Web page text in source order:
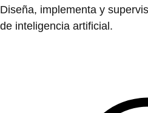
Diseña, implementa y
de inteligencia artificial.